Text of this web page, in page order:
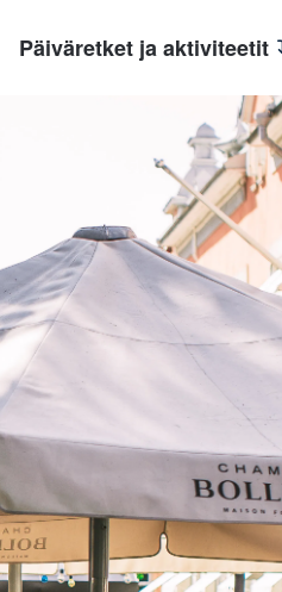
Päiväretket ja aktiviteetit